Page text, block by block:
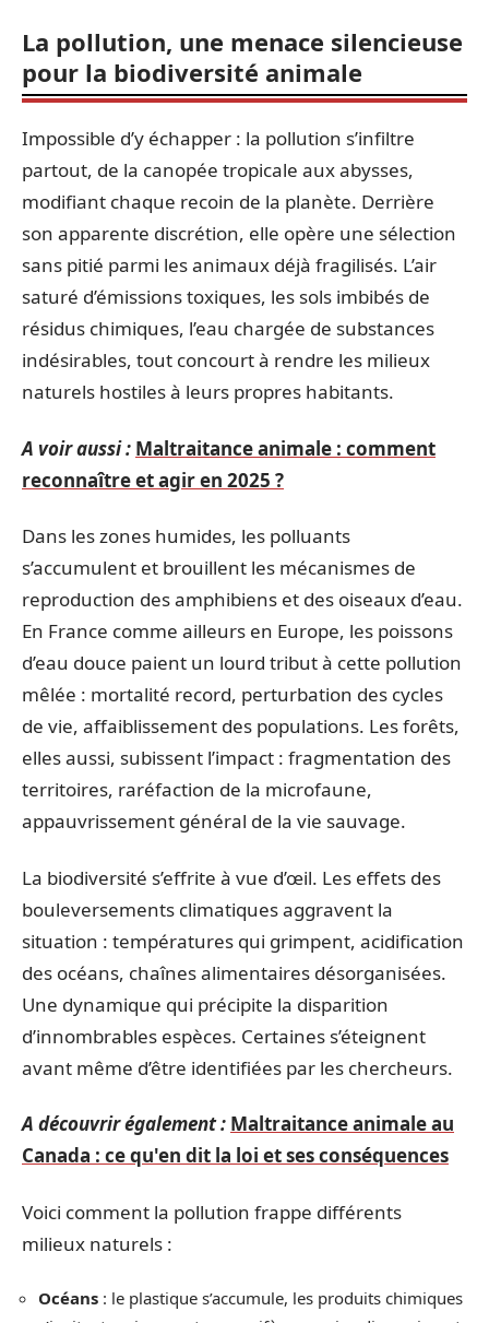
La pollution, une menace silencieuse
pour la biodiversité animale
Impossible d’y échapper : la pollution s’infiltre
partout, de la canopée tropicale aux abysses,
modifiant chaque recoin de la planète. Derrière
son apparente discrétion, elle opère une sélection
sans pitié parmi les animaux déjà fragilisés. L’air
saturé d’émissions toxiques, les sols imbibés de
résidus chimiques, l’eau chargée de substances
indésirables, tout concourt à rendre les milieux
naturels hostiles à leurs propres habitants.
A voir aussi : Maltraitance animale : comment
reconnaître et agir en 2025 ?
Dans les zones humides, les polluants
s’accumulent et brouillent les mécanismes de
reproduction des amphibiens et des oiseaux d’eau.
En France comme ailleurs en Europe, les poissons
d’eau douce paient un lourd tribut à cette pollution
mêlée : mortalité record, perturbation des cycles
de vie, affaiblissement des populations. Les forêts,
elles aussi, subissent l’impact : fragmentation des
territoires, raréfaction de la microfaune,
appauvrissement général de la vie sauvage.
La biodiversité s’effrite à vue d’œil. Les effets des
bouleversements climatiques aggravent la
situation : températures qui grimpent, acidification
des océans, chaînes alimentaires désorganisées.
Une dynamique qui précipite la disparition
d’innombrables espèces. Certaines s’éteignent
avant même d’être identifiées par les chercheurs.
A découvrir également : Maltraitance animale au
Canada : ce qu'en dit la loi et ses conséquences
Voici comment la pollution frappe différents
milieux naturels :
Océans : le plastique s’accumule, les produits chimiques